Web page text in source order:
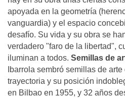
apoyada en la geometría
vanguardia) y el espacio
desafío. Su vida y su obra se
verdadero "faro de la libertad",
iluminan a todos. Semillas de
Ibarrola sembró semillas de
trayectoria y su posición
en Bilbao en 1955, y 32 años